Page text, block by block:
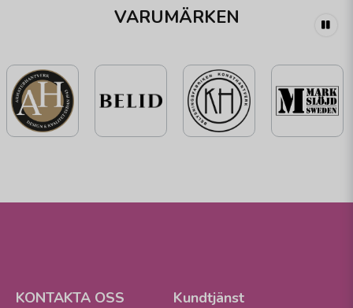
VARUMÄRKEN
KONTAKTA OSS Kundtjänst